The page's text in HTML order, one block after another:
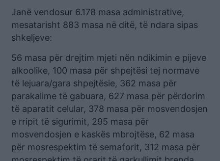
Janë vendosur 6.178 masa administrative,
mesatarisht 883 masa në ditë, të ndara sipas
shkeljeve:
56 masa për drejtim mjeti nën ndikimin e pijeve
alkoolike, 100 masa për shpejtësi tej normave
të lejuara/gara shpejtësie, 362 masa për
parakalime të gabuara, 627 masa për përdorim
të aparatit celular, 378 masa për mosvendosjen
e rripit të sigurimit, 295 masa për
mosvendosjen e kaskës mbrojtëse, 62 masa
për mosrespektim të semaforit, 312 masa për